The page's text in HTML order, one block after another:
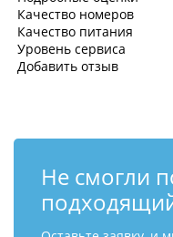
Качество номеров
Качество питания
Уровень сервиса
Добавить отзыв
Не смогли